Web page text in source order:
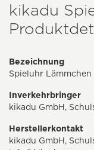
kikadu
Bezeichnung
Spieluhr Lämmchen
Inverkehrbringer
kikadu GmbH,
Herstellerkontakt
kikadu GmbH,